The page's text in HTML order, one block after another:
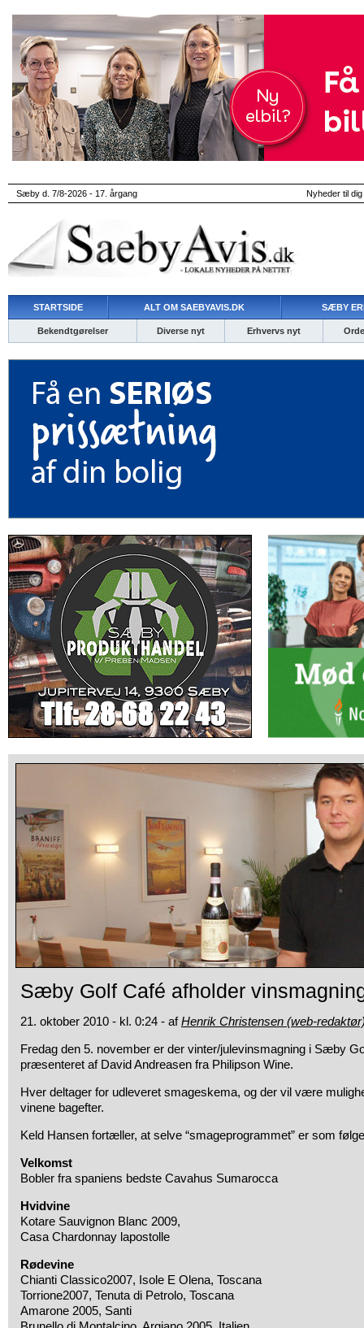
Sæby d. 7/8-2026 - 17. årgang Nyheder til
STARTSIDE ALT OM SAEBYAVIS.DK SÆBY
Bekendtgørelser Diverse nyt Erhvervs nyt
Sæby Golf Café afholder
21. oktober 2010 - kl. 0:24 - afHenrik Christensen (web-
Fredag den 5. november er der vinter/julevinsmagning i Sæby
præsenteret af David Andreasen fra Philipson Wine.
Hver deltager for udleveret smageskema, og der vil være
vinene bagefter.
Keld Hansen fortæller, at selve “smageprogrammet” er som
Velkomst
Bobler fra spaniens bedste Cavahus Sumarocca
Hvidvine
Kotare Sauvignon Blanc 2009,
Casa Chardonnay lapostolle
Rødevine
Chianti Classico2007, Isole E Olena, Toscana
Torrione2007, Tenuta di Petrolo, Toscana
Amarone 2005, Santi